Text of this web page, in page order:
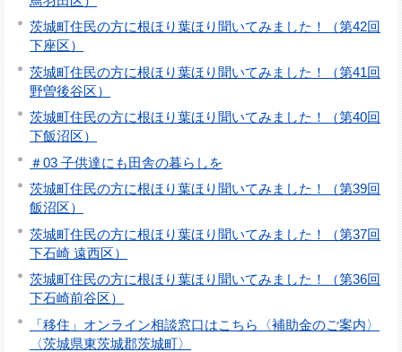
茨城町住民の方に根ほり葉ほり聞いてみました！（第42回
下座区）
茨城町住民の方に根ほり葉ほり聞いてみました！（第41回
野曽後谷区）
茨城町住民の方に根ほり葉ほり聞いてみました！（第40回
下飯沼区）
＃03 子供達にも田舎の暮らしを
茨城町住民の方に根ほり葉ほり聞いてみました！（第39回
飯沼区）
茨城町住民の方に根ほり葉ほり聞いてみました！（第37回
下石崎 遠西区）
茨城町住民の方に根ほり葉ほり聞いてみました！（第36回
下石崎前谷区）
「移住」オンライン相談窓口はこちら〈補助金のご案内〉
〈茨城県東茨城郡茨城町〉